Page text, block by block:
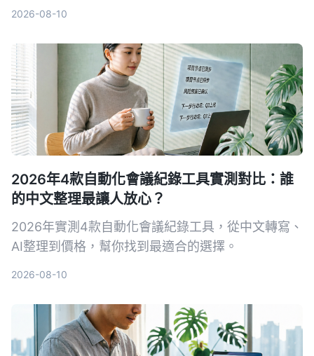
2026-08-10
2026年4款自動化會議紀錄工具實測對比：誰
的中文整理最讓人放心？
2026年實測4款自動化會議紀錄工具，從中文轉寫、
AI整理到價格，幫你找到最適合的選擇。
2026-08-10